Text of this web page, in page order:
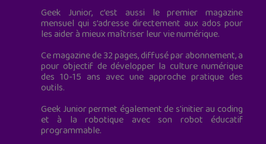
Geek Junior, c’est aussi le premier magazine
mensuel qui s’adresse directement aux ados pour
les aider à mieux maîtriser leur vie numérique.
Ce magazine de 32 pages, diffusé par abonnement, a
pour objectif de développer la culture numérique
des 10-15 ans avec une approche pratique des
outils.
Geek Junior permet également de s'initier au coding
et à la robotique avec son robot éducatif
programmable.